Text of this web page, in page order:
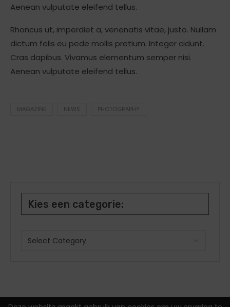
Aenean vulputate eleifend tellus.
Rhoncus ut, imperdiet a, venenatis vitae, justo. Nullam
dictum felis eu pede mollis pretium. Integer cidunt.
Cras dapibus. Vivamus elementum semper nisi.
Aenean vulputate eleifend tellus.
MAGAZINE NEWS PHOTOGRAPHY
Kies een categorie: